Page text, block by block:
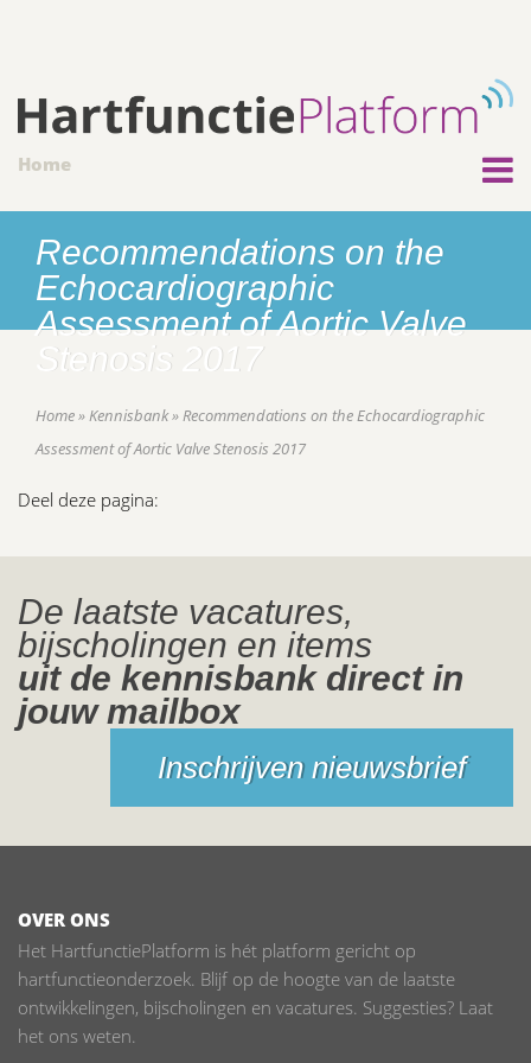
Home
Recommendations on the
Echocardiographic
Assessment of Aortic Valve
Stenosis 2017
Home»Kennisbank»Recommendations on the Echocardiographic
Assessment of Aortic Valve Stenosis 2017
Deel deze pagina:
De laatste vacatures,
bijscholingen en items
uit de kennisbank direct in
jouw mailbox
Inschrijven nieuwsbrief
OVER ONS
Het HartfunctiePlatform is hét platform gericht op
hartfunctieonderzoek. Blijf op de hoogte van de laatste
ontwikkelingen, bijscholingen en vacatures. Suggesties? Laat
het ons weten.